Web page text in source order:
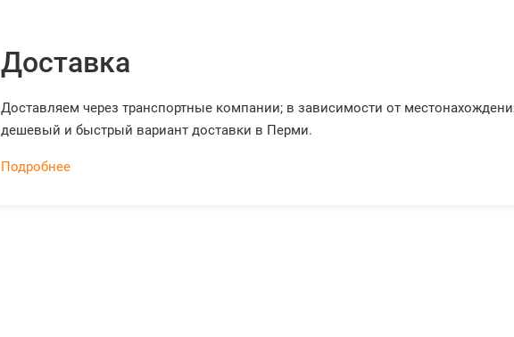
Доставка
Доставляем через транспортные компании; в зависимости от
дешевый и быстрый вариант доставки в Перми.
Подробнее